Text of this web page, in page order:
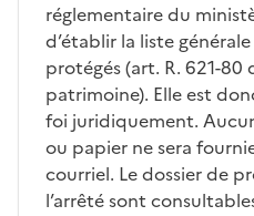
réglementaire du
d’établir la liste
protégés (art. R. 621-80
patrimoine). Elle est
foi juridiquement.
ou papier ne sera
courriel. Le dossier de
l’arrêté sont